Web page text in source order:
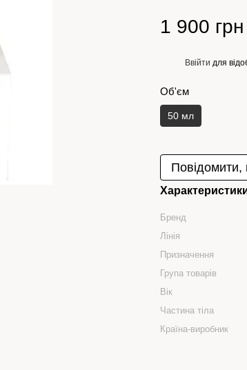
1 900 грн
Ввійти для
Об'єм
50 мл
Повідомити,
Бренд
Лінія
Призначення
Група товарів
Вік
Частина тіла
Країна-виробник